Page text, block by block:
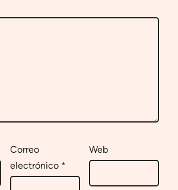
Correo
electrónico *
Web